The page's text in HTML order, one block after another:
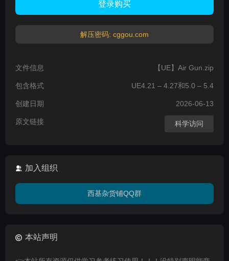
登录购买
解压密码: cggou.com
文件信息 【UE】Air Gun.zip
包含格式 UE4.21 – 4.27和5.0 – 5.4
创建日期 2026-06-13
原文链接 科学访问
加入组织
西基杂货铺QQ群
本站声明